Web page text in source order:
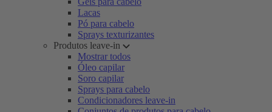
Lacas
Pó para cabelo
Sprays texturizantes
Produtos leave-in
Mostrar todos
Óleo capilar
Soro capilar
Sprays para cabelo
Condicionadores leave-in